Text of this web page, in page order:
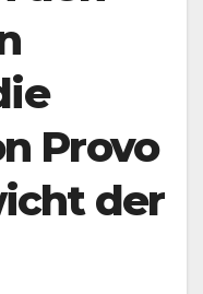
Provo
der